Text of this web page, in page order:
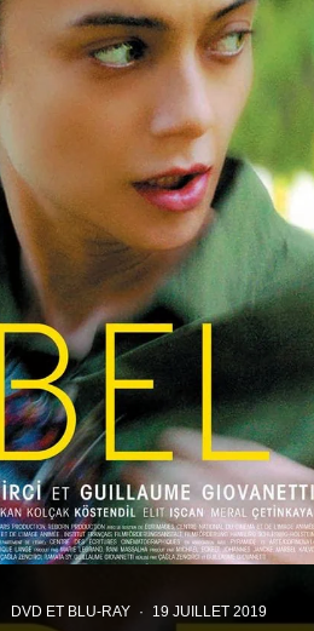
DVD ET BLU-RAY · 19 JUILLET 2019